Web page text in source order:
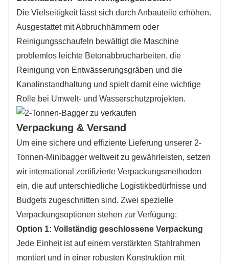
Die Vielseitigkeit lässt sich durch Anbauteile erhöhen.
Ausgestattet mit Abbruchhämmern oder
Reinigungsschaufeln bewältigt die Maschine
problemlos leichte Betonabbrucharbeiten, die
Reinigung von Entwässerungsgräben und die
Kanalinstandhaltung und spielt damit eine wichtige
Rolle bei Umwelt- und Wasserschutzprojekten.
Verpackung & Versand
Um eine sichere und effiziente Lieferung unserer 2-
Tonnen-Minibagger weltweit zu gewährleisten, setzen
wir international zertifizierte Verpackungsmethoden
ein, die auf unterschiedliche Logistikbedürfnisse und
Budgets zugeschnitten sind. Zwei spezielle
Verpackungsoptionen stehen zur Verfügung:
Option 1: Vollständig geschlossene Verpackung
Jede Einheit ist auf einem verstärkten Stahlrahmen
montiert und in einer robusten Konstruktion mit